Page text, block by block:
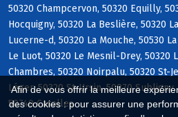
Afin de vous offrir la meilleure
des cookies : pour assurer une
50320 Champcervon, 50320 Equilly,
Hocquigny, 50320 La Beslière, 50320
Lucerne-d, 50320 La Mouche, 50530
Le Luot, 50320 Le Mesnil-Drey, 50320
Chambres, 50320 Noirpalu, 50320 St-
Léger, 50320 St-Ursin, 50870
50740 Carolles